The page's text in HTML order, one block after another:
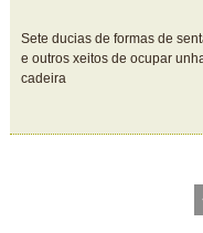
Sete ducias de formas de
e outros xeitos de ocupar
cadeira